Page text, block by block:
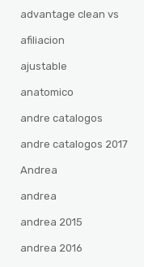
advantage clean vs
afiliacion
ajustable
anatomico
andre catalogos
andre catalogos 2017
Andrea
andrea
andrea 2015
andrea 2016